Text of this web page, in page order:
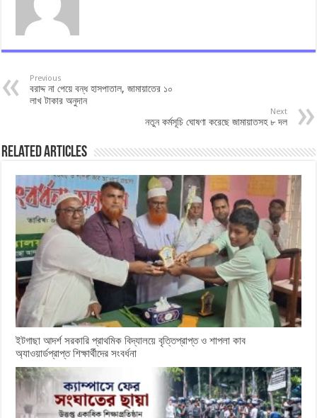
Previous
বরাদ্দ না পেয়ে বন্ধ হাসপাতাল, জামায়াতের ১০
লাখ টাকার অনুদান
Next
নতুন কর্মসূচি ঘোষণা করেছে জামায়াতসহ ৮ দল
Related Articles
ইটগাছা আদর্শ সরকারি প্রাথমিক বিদ্যালয়ে বৃত্তিপ্রাপ্ত ও শাপলা কাব
অ্যাওয়ার্ডপ্রাপ্ত শিক্ষার্থীদের সংবর্ধনা